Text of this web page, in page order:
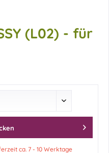
(L02) - für
ca. 7 - 10 Werktage